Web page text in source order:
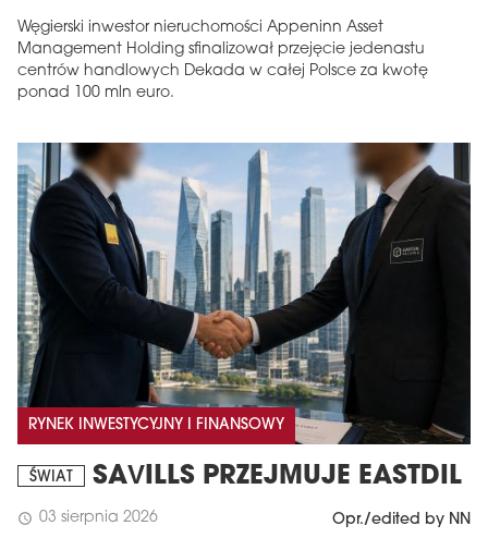
Węgierski inwestor nieruchomości Appeninn Asset
Management Holding sfinalizował przejęcie jedenastu
centrów handlowych Dekada w całej Polsce za kwotę
ponad 100 mln euro.
RYNEK INWESTYCYJNY I FINANSOWY
ŚWIAT SAVILLS PRZEJMUJE EASTDIL
schedule 03 sierpnia 2026 Opr./edited by NN